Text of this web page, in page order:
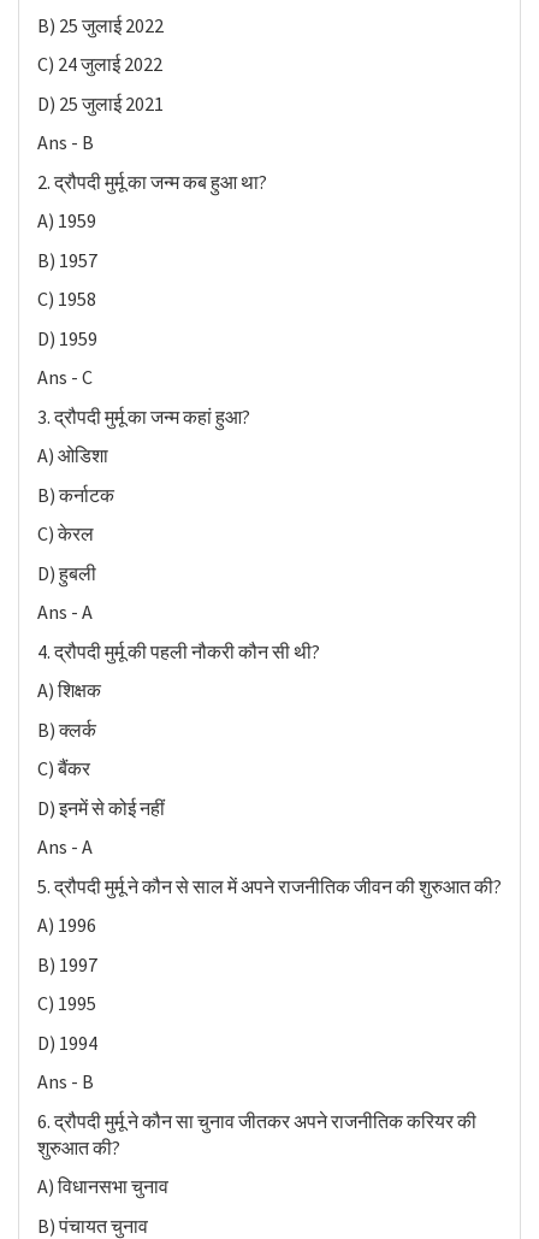
B) 25 जुलाई 2022
C) 24 जुलाई 2022
D) 25 जुलाई 2021
Ans - B
2. द्रौपदी मुर्मू का जन्म कब हुआ था?
A) 1959
B) 1957
C) 1958
D) 1959
Ans - C
3. द्रौपदी मुर्मू का जन्म कहां हुआ?
A) ओडिशा
B) कर्नाटक
C) केरल
D) हुबली
Ans - A
4. द्रौपदी मुर्मू की पहली नौकरी कौन सी थी?
A) शिक्षक
B) क्लर्क
C) बैंकर
D) इनमें से कोई नहीं
Ans - A
5. द्रौपदी मुर्मू ने कौन से साल में अपने राजनीतिक जीवन की शुरुआत की?
A) 1996
B) 1997
C) 1995
D) 1994
Ans - B
6. द्रौपदी मुर्मू ने कौन सा चुनाव जीतकर अपने राजनीतिक करियर की
शुरुआत की?
A) विधानसभा चुनाव
B) पंचायत चुनाव